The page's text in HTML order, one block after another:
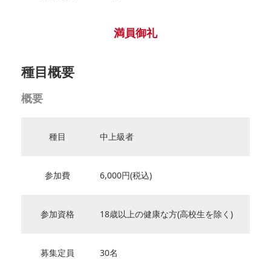
満員御礼
種目概要
概要
種目 中上級者
参加費 6,000円(税込)
参加資格 18歳以上の健康な方(高校生を除く)
募集定員 30名